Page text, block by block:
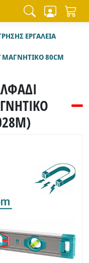
ΕΡΓΑΛΕΙΑ
ΜΑΓΝΗΤΙΚΟ 80CM